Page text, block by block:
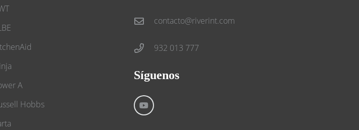
A
Hobbs
contacto@riverint.com
932 013 777
Síguenos